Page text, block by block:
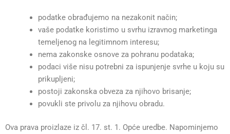
podatke obrađujemo na nezakonit način;
vaše podatke koristimo u svrhu izravnog marketinga
temeljenog na legitimnom interesu;
nema zakonske osnove za pohranu podataka;
podaci više nisu potrebni za ispunjenje svrhe u koju su
prikupljeni;
postoji zakonska obveza za njihovo brisanje;
povukli ste privolu za njihovu obradu.
Ova prava proizlaze iz čl. 17. st. 1. Opće uredbe. Napominjemo